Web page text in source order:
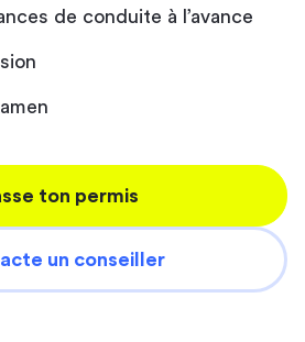
de conduite à l’avance
ton permis
un conseiller